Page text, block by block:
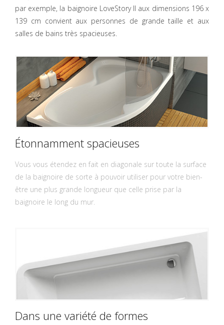
par exemple, la baignoire LoveStory II aux dimensions 196 x
139 cm convient aux personnes de grande taille et aux
salles de bains très spacieuses.
Étonnamment spacieuses
Vous vous étendez en fait en diagonale sur toute la surface
de la baignoire de sorte à pouvoir utiliser pour votre bien-
être une plus grande longueur que celle prise par la
baignoire le long du mur.
Dans une variété de formes